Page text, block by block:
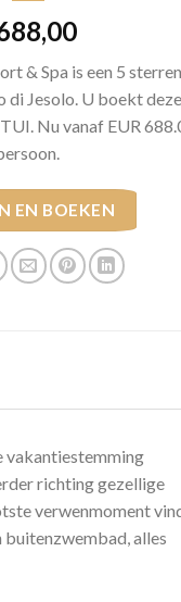
& Spa is een 5 sterren
di Jesolo. U boekt
Nu vanaf EUR
EN BOEKEN
vakantiestemming
richting gezellige
verwenmoment
buitenzwembad, alles